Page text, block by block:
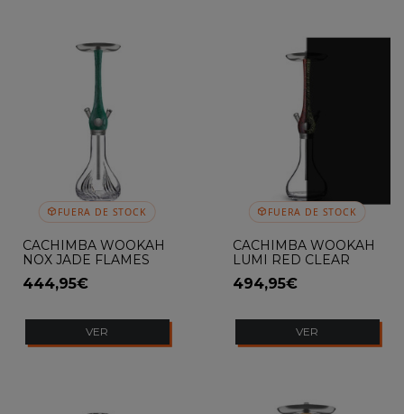
FUERA DE STOCK
CACHIMBA WOOKAH
NOX JADE FLAMES
444,95€
VER
FUERA DE STOCK
CACHIMBA WOOKAH
LUMI RED CLEAR
494,95€
VER